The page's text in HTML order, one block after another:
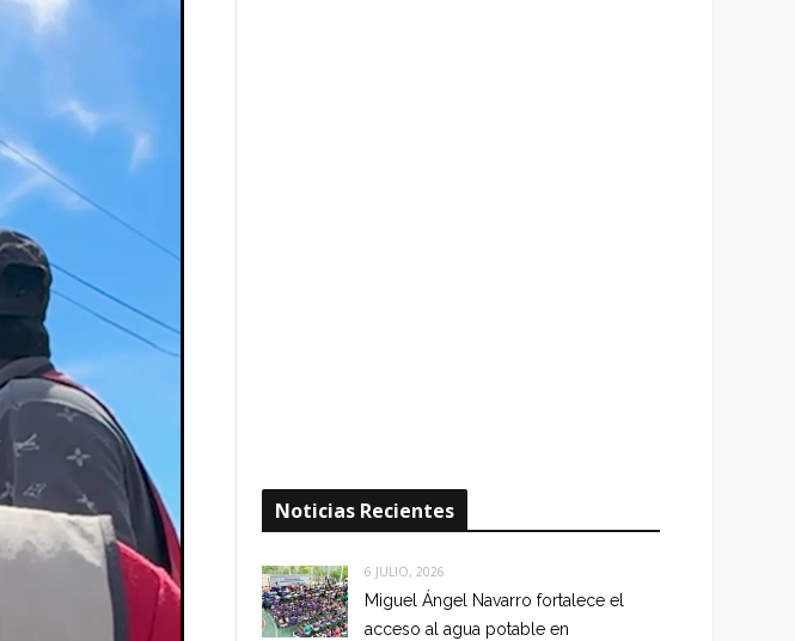
Noticias Recientes
6 JULIO, 2026
Miguel Ángel Navarro fortalece el
acceso al agua potable en